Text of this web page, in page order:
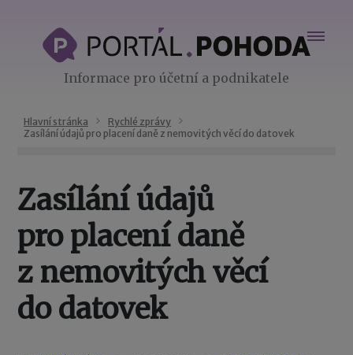
Informace pro účetní a podnikatele
Hlavní stránka
Rychlé zprávy
Zasílání údajů pro placení daně z nemovitých věcí do datovek
Zasílání údajů
pro placení daně
z nemovitých věcí
do datovek